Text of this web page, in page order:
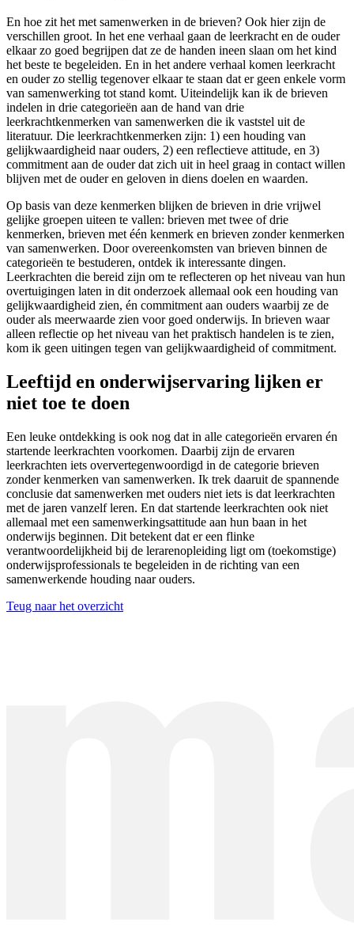
En hoe zit het met samenwerken in de brieven? Ook hier zijn de
verschillen groot. In het ene verhaal gaan de leerkracht en de ouder
elkaar zo goed begrijpen dat ze de handen ineen slaan om het kind
het beste te begeleiden. En in het andere verhaal komen leerkracht
en ouder zo stellig tegenover elkaar te staan dat er geen enkele vorm
van samenwerking tot stand komt. Uiteindelijk kan ik de brieven
indelen in drie categorieën aan de hand van drie
leerkrachtkenmerken van samenwerken die ik vaststel uit de
literatuur. Die leerkrachtkenmerken zijn: 1) een houding van
gelijkwaardigheid naar ouders, 2) een reflectieve attitude, en 3)
commitment aan de ouder dat zich uit in heel graag in contact willen
blijven met de ouder en geloven in diens doelen en waarden.
Op basis van deze kenmerken blijken de brieven in drie vrijwel
gelijke groepen uiteen te vallen: brieven met twee of drie
kenmerken, brieven met één kenmerk en brieven zonder kenmerken
van samenwerken. Door overeenkomsten van brieven binnen de
categorieën te bestuderen, ontdek ik interessante dingen.
Leerkrachten die bereid zijn om te reflecteren op het niveau van hun
overtuigingen laten in dit onderzoek allemaal ook een houding van
gelijkwaardigheid zien, én commitment aan ouders waarbij ze de
ouder als meerwaarde zien voor goed onderwijs. In brieven waar
alleen reflectie op het niveau van het praktisch handelen is te zien,
kom ik geen uitingen tegen van gelijkwaardigheid of commitment.
Leeftijd en onderwijservaring lijken er
niet toe te doen
Een leuke ontdekking is ook nog dat in alle categorieën ervaren én
startende leerkrachten voorkomen. Daarbij zijn de ervaren
leerkrachten iets oververtegenwoordigd in de categorie brieven
zonder kenmerken van samenwerken. Ik trek daaruit de spannende
conclusie dat samenwerken met ouders niet iets is dat leerkrachten
met de jaren vanzelf leren. En dat startende leerkrachten ook niet
allemaal met een samenwerkingsattitude aan hun baan in het
onderwijs beginnen. Dit betekent dat er een flinke
verantwoordelijkheid bij de lerarenopleiding ligt om (toekomstige)
onderwijsprofessionals te begeleiden in de richting van een
samenwerkende houding naar ouders.
Teug naar het overzicht